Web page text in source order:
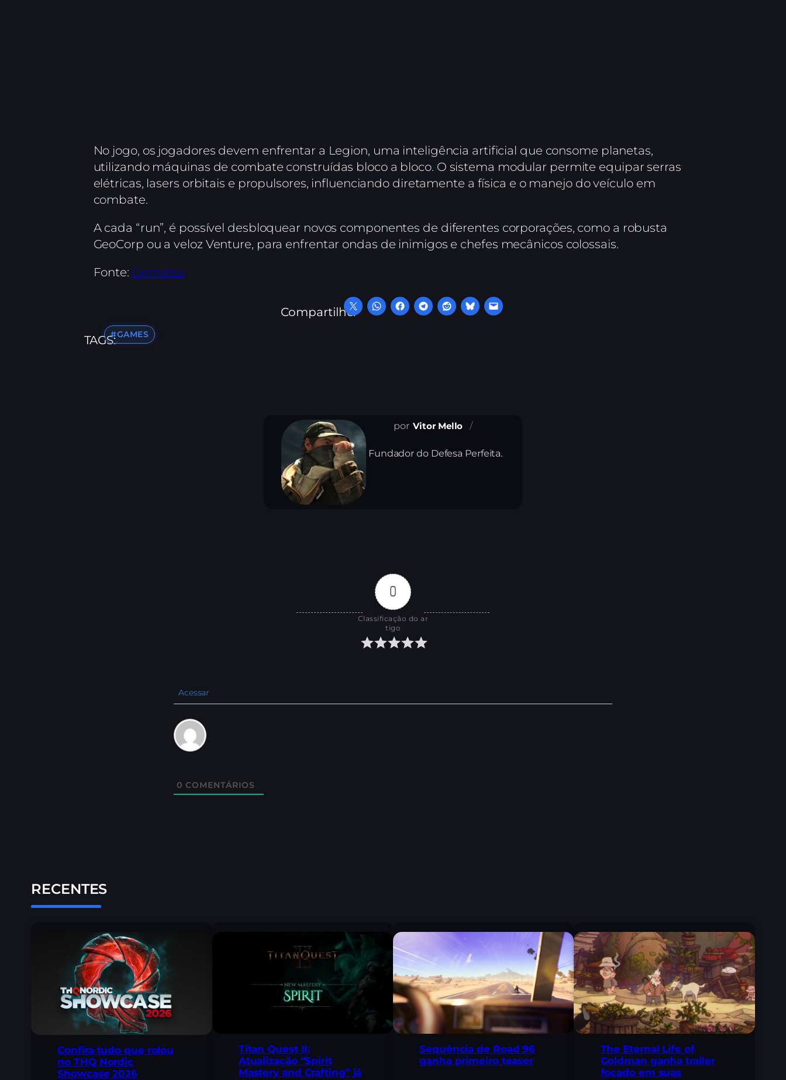
No jogo, os jogadores devem enfrentar a Legion, uma inteligência artificial que consome planetas,
utilizando máquinas de combate construídas bloco a bloco. O sistema modular permite equipar serras
elétricas, lasers orbitais e propulsores, influenciando diretamente a física e o manejo do veículo em
combate.
A cada “run”, é possível desbloquear novos componentes de diferentes corporações, como a robusta
GeoCorp ou a veloz Venture, para enfrentar ondas de inimigos e chefes mecânicos colossais.
Fonte: Gematsu
Compartilhe:
TAGS:#GAMES
Vitor Mello
Fundador do Defesa Perfeita.
0
Classificação do ar
tigo
Acessar
0 COMENTÁRIOS
RECENTES
Confira tudo que rolou
no THQ Nordic
Showcase 2026
Titan Quest II:
Atualização “Spirit
Mastery and Crafting” já
Sequência de Road 96
ganha primeiro teaser
The Eternal Life of
Goldman ganha trailer
focado em suas